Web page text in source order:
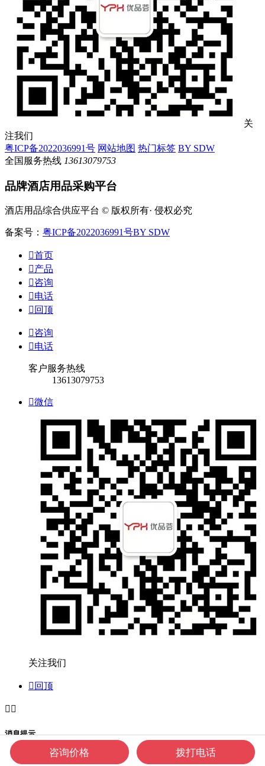
关
注我们
粤ICP备2022036991号 网站地图 热门标签 BY SDW
全国服务热线 13613079753
品牌酒店用品采购平台
酒店用品综合供应平台 © 版权所有· 侵权必究
备案号： 粤ICP备2022036991号BY SDW
首页
产品
咨询
电话
 回顶
咨询
电话
客户服务热线
13613079753
微信
关注我们
 回顶
 
消息提示
关闭 咨询价格 拨打电话